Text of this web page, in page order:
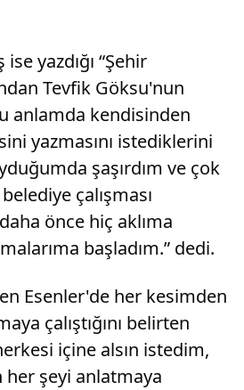
yazdığı “Şehir
Tevfik Göksu'nun
anlamda kendisinden
yazmasını istediklerini
şaşırdım ve çok
çalışması
önce hiç aklıma
başladım.” dedi.
Esenler'de her kesimden
çalıştığını belirten
içine alsın istedim,
şeyi anlatmaya